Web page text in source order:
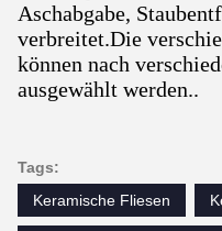
Aschabgabe,
verbreitet.Die
können nach
ausgewählt werden..
Tags:
Keramische Fliesen